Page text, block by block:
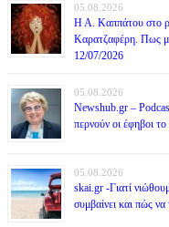
05.08.2026
Η Α. Καππάτου στο
Καρατζαφέρη. Πως
12/07/2026
05.08.2026
Newshub.gr –
περνούν οι έφηβοι
05.08.2026
skai.gr -Γιατί
συμβαίνει και πώς